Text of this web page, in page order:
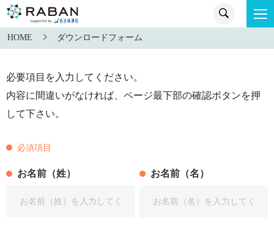
HOME ダウンロードフォーム
必要項目を入力してください。
内容に間違いがなければ、ページ最下部の確認ボタンを押
して下さい。
必須項目
お名前（姓） お名前（名）